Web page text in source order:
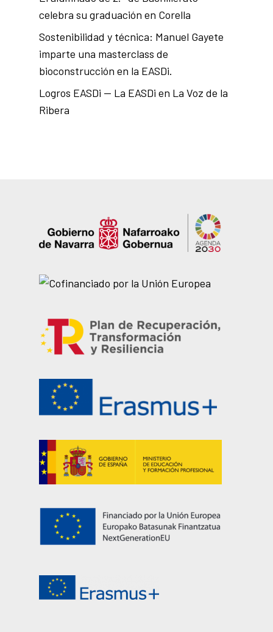
celebra su graduación en Corella
Sostenibilidad y técnica: Manuel Gayete
imparte una masterclass de
bioconstrucción en la EASDi.
Logros EASDi — La EASDi en La Voz de la
Ribera